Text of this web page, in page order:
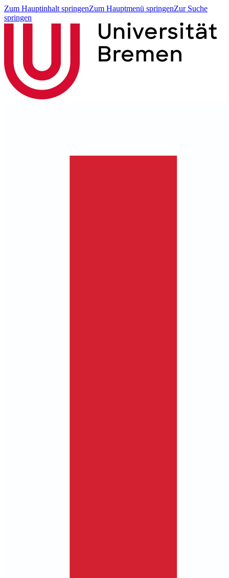
Zum Hauptinhalt springenZum Hauptmenü springenZur Suche
springen